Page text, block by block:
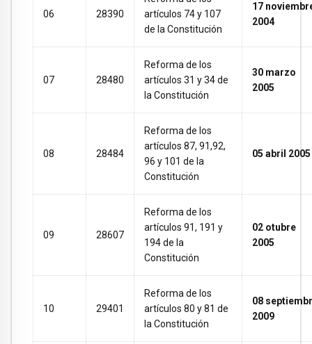
06 28390
artículos 74 y 107
de la Constitución
17
2004
07 28480
Reforma de los
artículos 31 y 34 de
la Constitución
30 marzo
2005
08 28484
Reforma de los
artículos 87, 91,92,
96 y 101 de la
Constitución
05 abril 2005
09 28607
Reforma de los
artículos 91, 191 y
194 de la
Constitución
02 otubre
2005
10 29401
Reforma de los
artículos 80 y 81 de
la Constitución
08
2009